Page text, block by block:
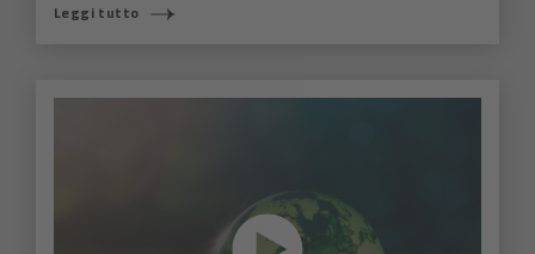
Leggi tutto